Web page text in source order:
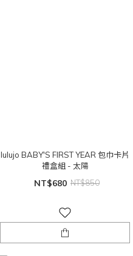
lulujo BABY'S FIRST YEAR 包巾卡片
禮盒組 - 太陽
NT$680 NT$850